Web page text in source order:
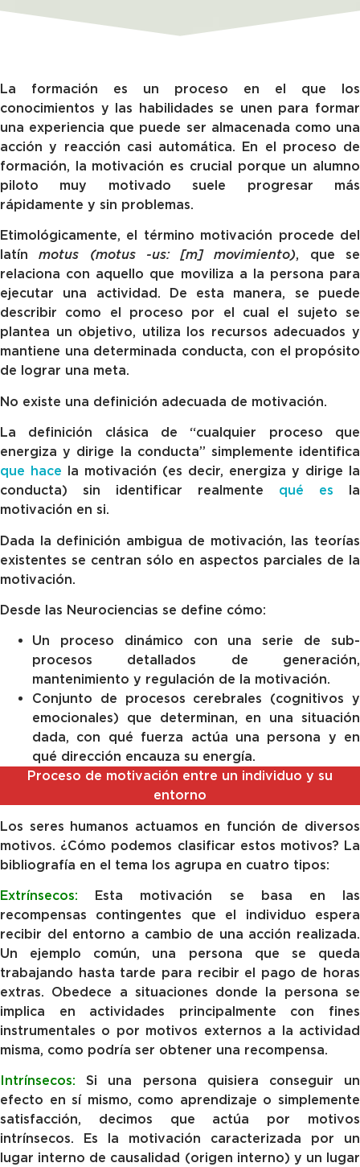
La formación es un proceso en el que los
conocimientos y las habilidades se unen para formar
una experiencia que puede ser almacenada como una
acción y reacción casi automática. En el proceso de
formación, la motivación es crucial porque un alumno
piloto muy motivado suele progresar más
rápidamente y sin problemas.
Etimológicamente, el término motivación procede del
latínmotus (motus -us: [m] movimiento), que se
relaciona con aquello que moviliza a la persona para
ejecutar una actividad. De esta manera, se puede
describir como el proceso por el cual el sujeto se
plantea un objetivo, utiliza los recursos adecuados y
mantiene una determinada conducta, con el propósito
de lograr una meta.
No existe una definición adecuada de motivación.
La definición clásica de “cualquier proceso que
energiza y dirige la conducta” simplemente identifica
que hace la motivación (es decir, energiza y dirige la
conducta) sin identificar realmente qué es la
motivación en si.
Dada la definición ambigua de motivación, las teorías
existentes se centran sólo en aspectos parciales de la
motivación.
Desde las Neurociencias se define cómo:
Un proceso dinámico con una serie de sub-
procesos detallados de generación,
mantenimiento y regulación de la motivación.
Conjunto de procesos cerebrales (cognitivos y
emocionales) que determinan, en una situación
dada, con qué fuerza actúa una persona y en
qué dirección encauza su energía.
Proceso de motivación entre un individuo y su
entorno
Los seres humanos actuamos en función de diversos
motivos. ¿Cómo podemos clasificar estos motivos? La
bibliografía en el tema los agrupa en cuatro tipos:
Extrínsecos: Esta motivación se basa en las
recompensas contingentes que el individuo espera
recibir del entorno a cambio de una acción realizada.
Un ejemplo común, una persona que se queda
trabajando hasta tarde para recibir el pago de horas
extras. Obedece a situaciones donde la persona se
implica en actividades principalmente con fines
instrumentales o por motivos externos a la actividad
misma, como podría ser obtener una recompensa.
Intrínsecos: Si una persona quisiera conseguir un
efecto en sí mismo, como aprendizaje o simplemente
satisfacción, decimos que actúa por motivos
intrínsecos. Es la motivación caracterizada por un
lugar interno de causalidad (origen interno) y un lugar